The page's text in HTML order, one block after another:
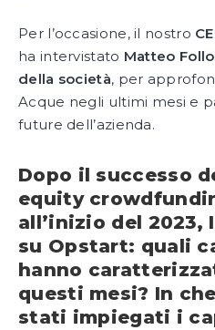
Per l’occasione, il nostro
ha intervistato Matteo
della società, per
Acque negli ultimi mesi e
future dell’azienda.
Dopo il successo
equity
all’inizio del 2023,
su Opstart: quali
hanno
questi mesi? In
stati impiegati i